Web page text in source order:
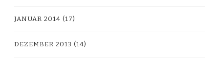
JANUAR 2014 (17)
DEZEMBER 2013 (14)